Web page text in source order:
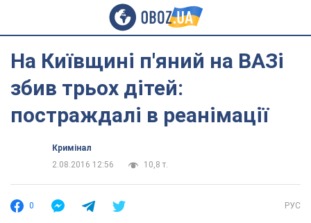
На Київщині п'яний на ВАЗі
збив трьох дітей:
постраждалі в реанімації
Кримінал
2.08.2016 12:56
10,8 т.
0 РУС